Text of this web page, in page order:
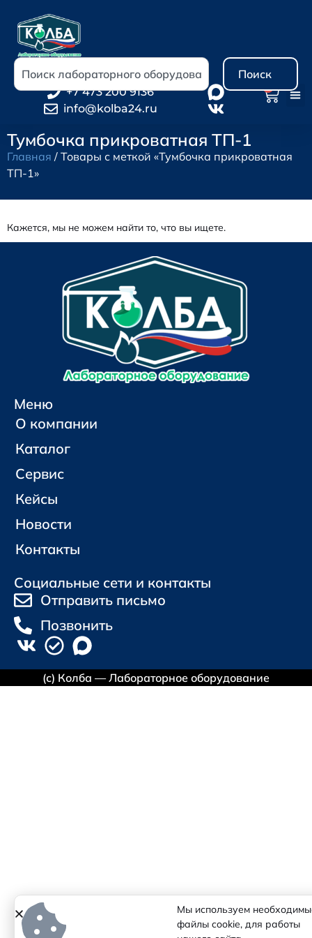
Поиск
+7 473 200 9136
info@kolba24.ru
Тумбочка прикроватная ТП-1
Главная / Товары с меткой «Тумбочка прикроватная
ТП-1»
Кажется, мы не можем найти то, что вы ищете.
Меню
О компании
Каталог
Сервис
Кейсы
Новости
Контакты
Социальные сети и контакты
Отправить письмо
Позвонить
(с) Колба — Лабораторное оборудование
Мы используем
файлы cookie, для работы